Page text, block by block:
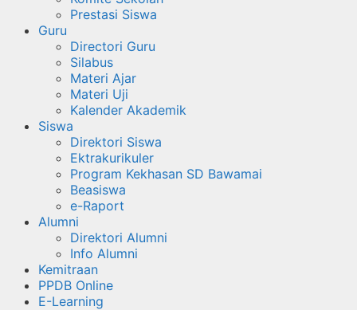
Prestasi Siswa
Guru
Directori Guru
Silabus
Materi Ajar
Materi Uji
Kalender Akademik
Siswa
Direktori Siswa
Ektrakurikuler
Program Kekhasan SD Bawamai
Beasiswa
e-Raport
Alumni
Direktori Alumni
Info Alumni
Kemitraan
PPDB Online
E-Learning